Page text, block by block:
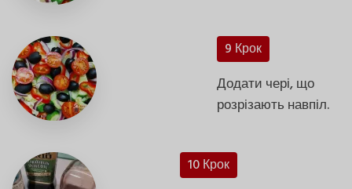
9 Крок
Додати чері, що
розрізають навпіл.
10 Крок